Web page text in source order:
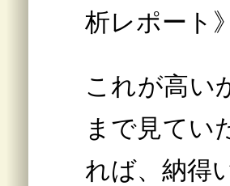
析レポート
これが高い
まで見てい
れば、納得